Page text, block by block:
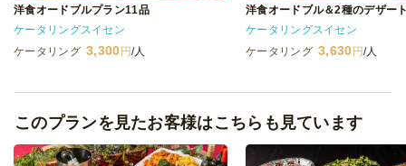
洋食オードブルプラン11品
ケータリングスイセン
ケータリング 3,300 円/人
ケータリングスイセン
ケータリング 3,630 円/人
このプランを見たお客様はこちらも見ています